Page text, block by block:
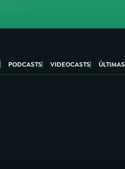
PODCASTS VIDEOCASTS ÚLTIMAS